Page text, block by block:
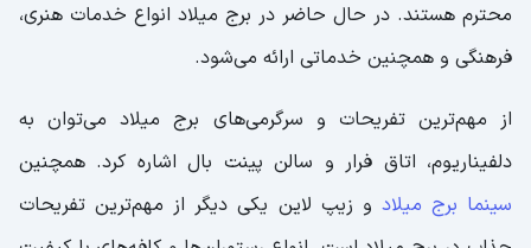
محترم هستند. در حال حاضر در برج میلاد انواع خدمات هنری،
فرهنگی و همچنین خدماتی ارائه می‌شود.
از مهم‌ترین تفریحات و سرگرمی‌های برج میلاد می‌توان به
دلفیناریوم، اتاق فرار و سالن پینت بال اشاره کرد. همچنین
سینما برج میلاد و زیپ لاین یکی دیگر از مهم‌ترین تفریحات